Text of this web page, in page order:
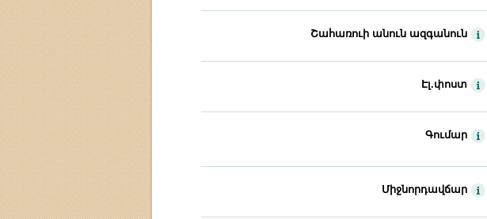
Շահառուի անուն ազգանուն
Էլ.փոստ
Գումար
Միջնորդավճար